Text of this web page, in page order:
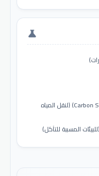
science
أنابيب الفولاذ الكربوني (Carbon Steel Pipes) (لنقل المياه